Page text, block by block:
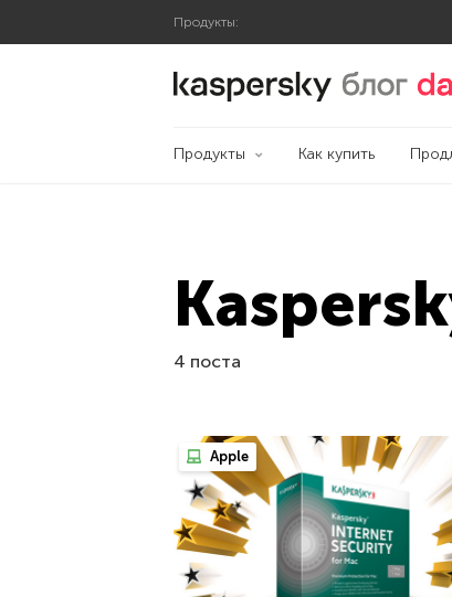
Продукты:
Блог
Продукты Как купить
4 поста
Apple